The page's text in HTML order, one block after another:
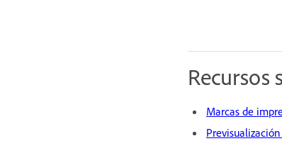
Recursos
Marcas de